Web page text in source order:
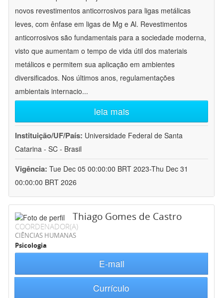
novos revestimentos anticorrosivos para ligas metálicas
leves, com ênfase em ligas de Mg e Al. Revestimentos
anticorrosivos são fundamentais para a sociedade moderna,
visto que aumentam o tempo de vida útil dos materiais
metálicos e permitem sua aplicação em ambientes
diversificados. Nos últimos anos, regulamentações
ambientais internacio...
leia mais
Instituição/UF/País: Universidade Federal de Santa
Catarina - SC - Brasil
Vigência: Tue Dec 05 00:00:00 BRT 2023-Thu Dec 31
00:00:00 BRT 2026
Thiago Gomes de Castro
COORDENADOR(A)
CIÊNCIAS HUMANAS
Psicologia
E-mail
Currículo